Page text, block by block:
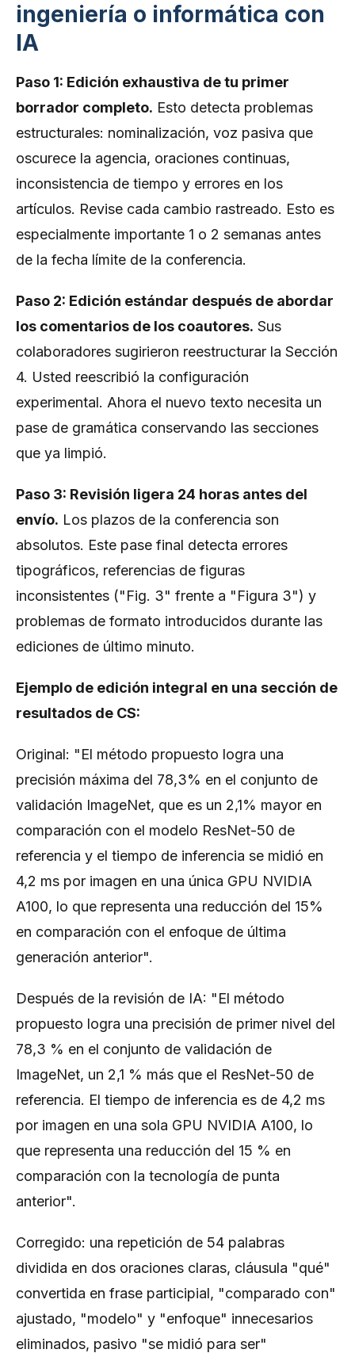
ingeniería o informática con
IA
Paso 1: Edición exhaustiva de tu primer
borrador completo. Esto detecta problemas
estructurales: nominalización, voz pasiva que
oscurece la agencia, oraciones continuas,
inconsistencia de tiempo y errores en los
artículos. Revise cada cambio rastreado. Esto es
especialmente importante 1 o 2 semanas antes
de la fecha límite de la conferencia.
Paso 2: Edición estándar después de abordar
los comentarios de los coautores. Sus
colaboradores sugirieron reestructurar la Sección
4. Usted reescribió la configuración
experimental. Ahora el nuevo texto necesita un
pase de gramática conservando las secciones
que ya limpió.
Paso 3: Revisión ligera 24 horas antes del
envío. Los plazos de la conferencia son
absolutos. Este pase final detecta errores
tipográficos, referencias de figuras
inconsistentes ("Fig. 3" frente a "Figura 3") y
problemas de formato introducidos durante las
ediciones de último minuto.
Ejemplo de edición integral en una sección de
resultados de CS:
Original: "El método propuesto logra una
precisión máxima del 78,3% en el conjunto de
validación ImageNet, que es un 2,1% mayor en
comparación con el modelo ResNet-50 de
referencia y el tiempo de inferencia se midió en
4,2 ms por imagen en una única GPU NVIDIA
A100, lo que representa una reducción del 15%
en comparación con el enfoque de última
generación anterior".
Después de la revisión de IA: "El método
propuesto logra una precisión de primer nivel del
78,3 % en el conjunto de validación de
ImageNet, un 2,1 % más que el ResNet-50 de
referencia. El tiempo de inferencia es de 4,2 ms
por imagen en una sola GPU NVIDIA A100, lo
que representa una reducción del 15 % en
comparación con la tecnología de punta
anterior".
Corregido: una repetición de 54 palabras
dividida en dos oraciones claras, cláusula "qué"
convertida en frase participial, "comparado con"
ajustado, "modelo" y "enfoque" innecesarios
eliminados, pasivo "se midió para ser"